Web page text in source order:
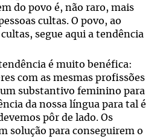
do povo é, não raro, mais
cultas. O povo, ao
segue aqui a tendência
é muito benéfica:
com as mesmas profissões
substantivo feminino para
da nossa língua para tal é
pôr de lado. Os
solução para conseguirem o